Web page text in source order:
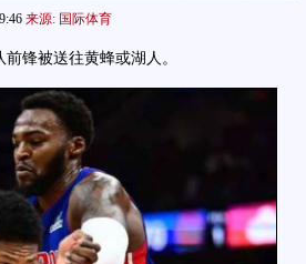
来源: 国际体育
锋被送往黄蜂或湖人。